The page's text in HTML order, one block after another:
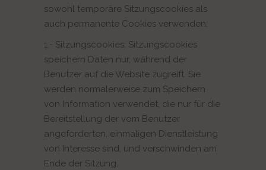
sowohl temporäre Sitzungscookies als
auch permanente Cookies verwenden.
1.- Sitzungscookies: Sitzungscookies
speichern Daten nur, während der
Benutzer auf die Website zugreift. Sie
werden normalerweise zum Speichern
von Information verwendet, die nur für die
Bereitstellung der vom Benutzer
angeforderten, einmaligen Dienstleistung
von Interesse sind, und verschwinden am
Ende der Sitzung.